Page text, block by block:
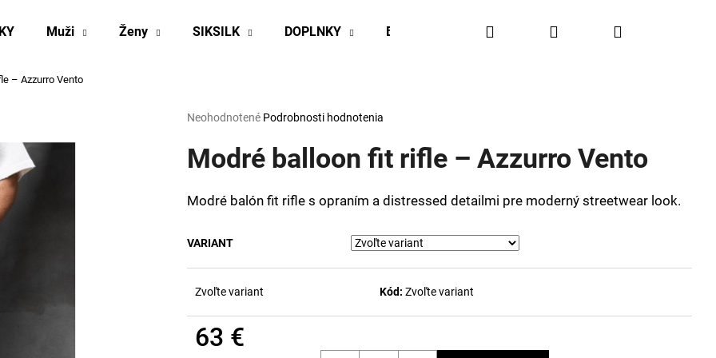
Muži Ženy SIKSILK DOPLNKY BESTSELLERS OUTFIT OF THE WEEK
Hľadať PrihlásenieNákupný
– Azzurro Vento
Priemerné
produktu
je
5
Neohodnotené Podrobnosti hodnotenia
Modré balloon fit rifle – Azzurro Vento
Modré balón fit rifle s opraním a distressed detailmi pre moderný streetwear look.
VARIANT
Zvoľte variant Kód: Zvoľte variant
63 €
Čo potrebujete nájsť?
HĽADAŤ